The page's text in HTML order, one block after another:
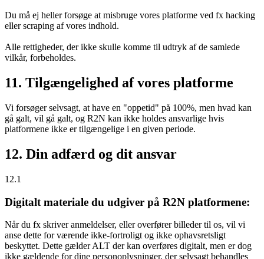
Du må ej heller forsøge at misbruge vores platforme ved fx hacking
eller scraping af vores indhold.
Alle rettigheder, der ikke skulle komme til udtryk af de samlede
vilkår, forbeholdes.
11. Tilgængelighed af vores platforme
Vi forsøger selvsagt, at have en "oppetid" på 100%, men hvad kan
gå galt, vil gå galt, og R2N kan ikke holdes ansvarlige hvis
platformene ikke er tilgængelige i en given periode.
12. Din adfærd og dit ansvar
12.1
Digitalt materiale du udgiver på R2N platformene:
Når du fx skriver anmeldelser, eller overfører billeder til os, vil vi
anse dette for værende ikke-fortroligt og ikke ophavsretsligt
beskyttet. Dette gælder ALT der kan overføres digitalt, men er dog
ikke gældende for dine personoplysninger, der selvsagt behandles